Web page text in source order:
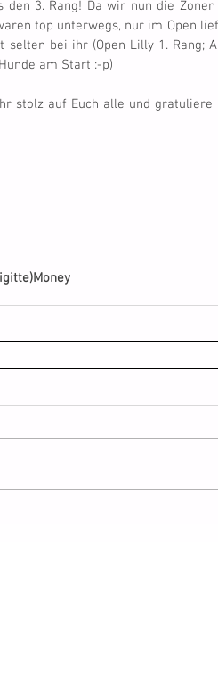
3. Rang! Da wir nun die
top unterwegs, nur im Open lief
bei ihr (Open Lilly 1. Rang;
am Start :-p)
stolz auf Euch alle und gratuliere
Money